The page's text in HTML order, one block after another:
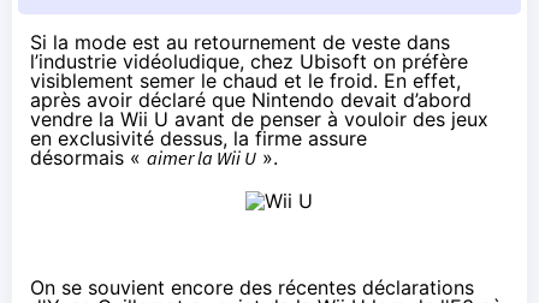
Si la mode est au retournement de veste dans
l’industrie vidéoludique, chez Ubisoft on préfère
visiblement semer le chaud et le froid. En effet,
après avoir déclaré que Nintendo devait d’abord
vendre la Wii U avant de penser à vouloir des jeux
en exclusivité dessus, la firme assure
désormais « aimer la Wii U ».
On se souvient encore des récentes déclarations